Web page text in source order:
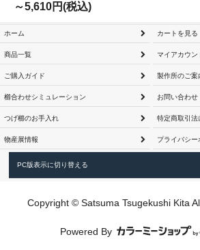
～5,610円(税込)
ホーム カートを見る
商品一覧 マイアカウン
ご購入ガイド 製作所のご案
櫛合わせシミュレーション お問い合わせ
つげ櫛のお手入れ 特定商取引法
物産展情報 プライバシー
PC版表示に切り替える
Copyright © Satsuma Tsugekushi Kita
Powered By